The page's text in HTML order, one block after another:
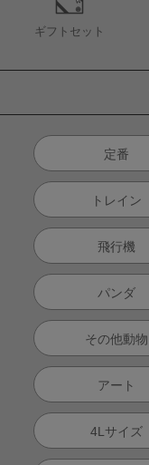
ギフトセット
定番
トレイン
飛行機
パンダ
その他動物
アート
4Lサイズ